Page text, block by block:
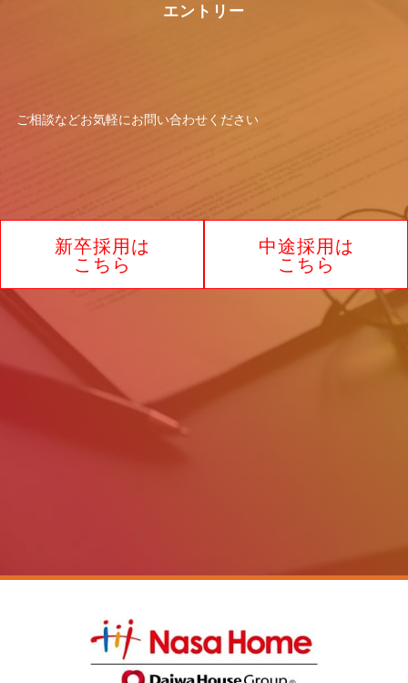
エントリー
ご相談などお気軽にお問い合わせください
新卒採用は
こちら
中途採用は
こちら